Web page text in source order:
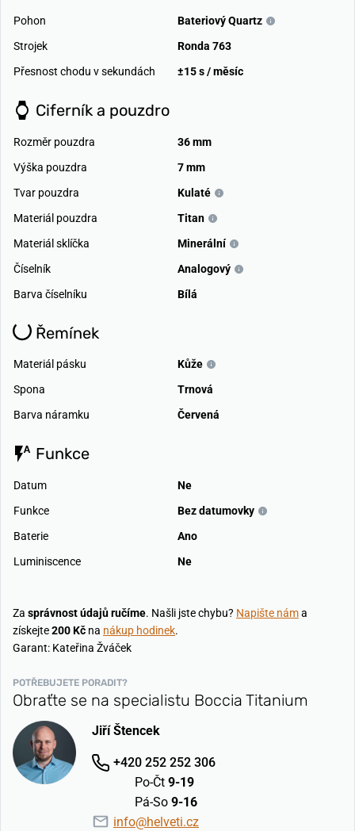
Pohon
Bateriový Quartz
Strojek
Ronda 763
Přesnost chodu v sekundách
±15 s / měsíc
Ciferník a pouzdro
Rozměr pouzdra
36 mm
Výška pouzdra
7 mm
Tvar pouzdra
Kulaté
Materiál pouzdra
Titan
Materiál sklíčka
Minerální
Číselník
Analogový
Barva číselníku
Bílá
Řemínek
Materiál pásku
Kůže
Spona
Trnová
Barva náramku
Červená
Funkce
Datum
Ne
Funkce
Bez datumovky
Baterie
Ano
Luminiscence
Ne
Za správnost údajů ručíme. Našli jste chybu? Napište náma
získejte200 Kč na nákup hodinek.
Garant: Kateřina Žváček
POTŘEBUJETE PORADIT?
Obraťte se na specialistu Boccia Titanium
Jiří Štencek
+420 252 252 306
Po-Čt 9-19
Pá-So 9-16
info@helveti.cz